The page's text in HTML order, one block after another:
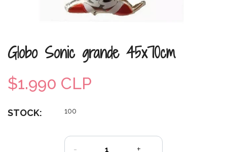
Globo Sonic grande 45x70cm
$1.990 CLP
STOCK: 100
- +